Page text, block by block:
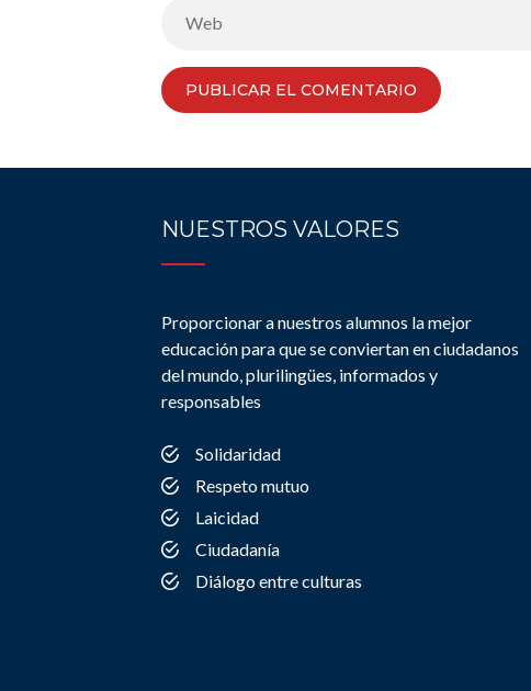
NUESTROS VALORES
Proporcionar a nuestros alumnos la mejor
educación para que se conviertan en ciudadanos
del mundo, plurilingües, informados y
responsables
Solidaridad
Respeto mutuo
Laicidad
Ciudadanía
Diálogo entre culturas